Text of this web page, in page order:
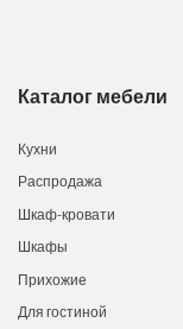
Каталог мебели
Кухни
Распродажа
Шкаф-кровати
Шкафы
Прихожие
Для гостиной